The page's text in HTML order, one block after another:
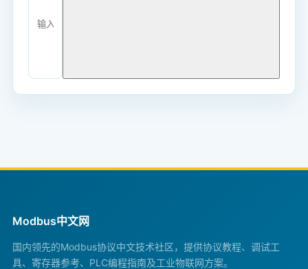
Modbus中文网
国内领先的Modbus协议中文技术社区，提供协议教程、调试工
具、寄存器参考、PLC编程指南及工业物联网方案。